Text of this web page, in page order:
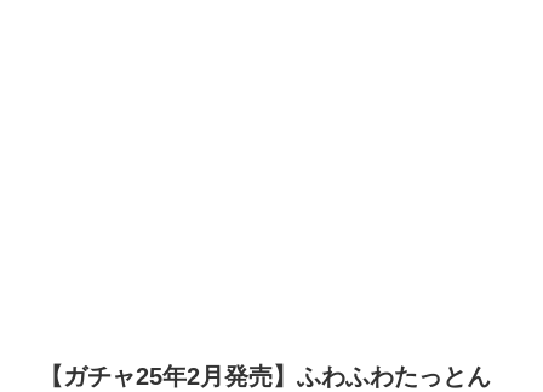
【ガチャ25年2月発売】ふわふわたっとん